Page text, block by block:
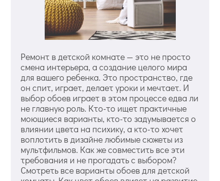
Ремонт в детской комнате — это не просто
смена интерьера, а создание целого мира
для вашего ребенка. Это пространство, где
он спит, играет, делает уроки и мечтает. И
выбор обоев играет в этом процессе едва ли
не главную роль. Кто-то ищет практичные
моющиеся варианты, кто-то задумывается о
влиянии цвета на психику, а кто-то хочет
воплотить в дизайне любимые сюжеты из
мультфильмов. Как же совместить все эти
требования и не прогадать с выбором?
Смотреть все варианты обоев для детской